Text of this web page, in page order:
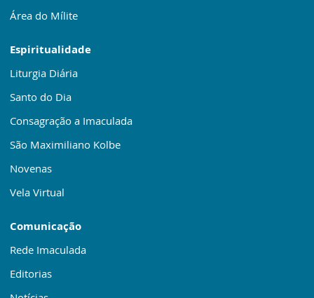
Área do Mílite
Espiritualidade
Liturgia Diária
Santo do Dia
Consagração a Imaculada
São Maximiliano Kolbe
Novenas
Vela Virtual
Comunicação
Rede Imaculada
Editorias